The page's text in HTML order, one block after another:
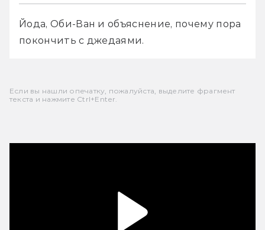
Йода, Оби-Ван и объяснение, почему пора
покончить с джедаями.
Если вы нашли опечатку, пожалуйста, выделите фрагмент
текста и нажмите Ctrl+Enter.